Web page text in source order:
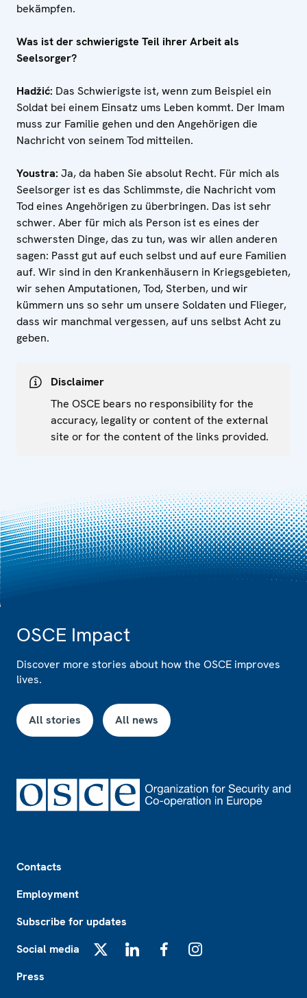
bekämpfen.
Was ist der schwierigste Teil ihrer Arbeit als
Seelsorger?
Hadžić: Das Schwierigste ist, wenn zum Beispiel ein
Soldat bei einem Einsatz ums Leben kommt. Der Imam
muss zur Familie gehen und den Angehörigen die
Nachricht von seinem Tod mitteilen.
Youstra: Ja, da haben Sie absolut Recht. Für mich als
Seelsorger ist es das Schlimmste, die Nachricht vom
Tod eines Angehörigen zu überbringen. Das ist sehr
schwer. Aber für mich als Person ist es eines der
schwersten Dinge, das zu tun, was wir allen anderen
sagen: Passt gut auf euch selbst und auf eure Familien
auf. Wir sind in den Krankenhäusern in Kriegsgebieten,
wir sehen Amputationen, Tod, Sterben, und wir
kümmern uns so sehr um unsere Soldaten und Flieger,
dass wir manchmal vergessen, auf uns selbst Acht zu
geben.
Disclaimer
The OSCE bears no responsibility for the
accuracy, legality or content of the external
site or for the content of the links provided.
OSCE Impact
Discover more stories about how the OSCE improves
lives.
All stories All news
Contacts
Employment
Subscribe for updates
Social media
Press